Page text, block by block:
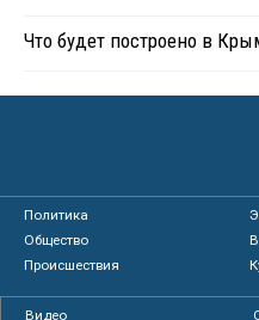
Что будет построено в
Политика
Общество
Происшествия
Видео